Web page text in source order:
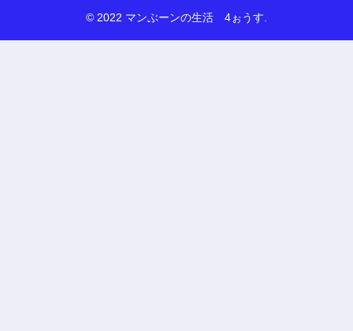
© 2022 マンぶーンの生活 4ぉうす.